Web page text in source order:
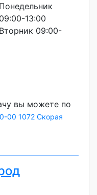
Понедельник
09:00-13:00
Вторник 09:00-
вы можете по
00 1072 Скорая